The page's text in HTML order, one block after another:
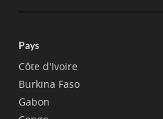
Pays
Côte d'Ivoire
Burkina Faso
Gabon